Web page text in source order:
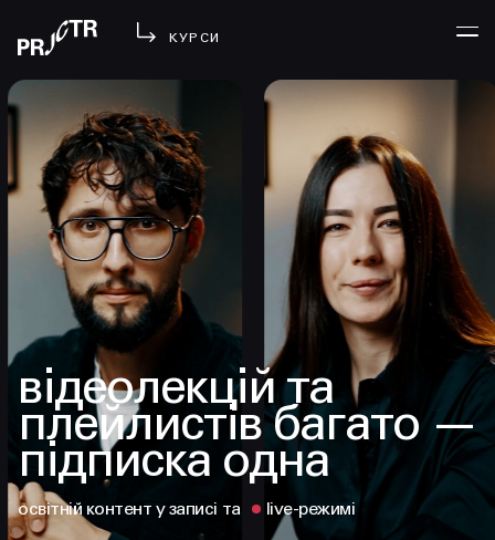
КУРСИ
МЕНЮ
у проджі
бібліотека
менторство
lezo
блог
вийти
відеолекцій та
плейлистів багато —
підписка одна
освітній контент у записі та live-режимі